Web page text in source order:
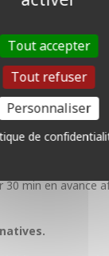
Riftbound
Riftbound
Riftbound
une carte
une carte
30 min en avance
Tout accepter
Tout refuser
Personnaliser
de